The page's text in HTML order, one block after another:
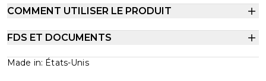
COMMENT UTILISER LE PRODUIT
FDS ET DOCUMENTS
Made in: États-Unis